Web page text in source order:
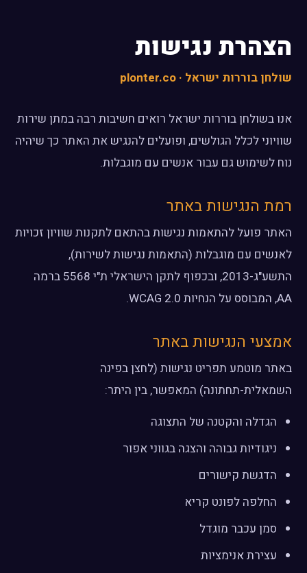
הצהרת נגישות
שולחן בוררות ישראל · plonter.co
אנו בשולחן בוררות ישראל רואים חשיבות רבה במתן שירות
שוויוני לכלל הגולשים, ופועלים להנגיש את האתר כך שיהיה
נוח לשימוש גם עבור אנשים עם מוגבלות.
רמת הנגישות באתר
האתר פועל להתאמות נגישות בהתאם לתקנות שוויון זכויות
לאנשים עם מוגבלות (התאמות נגישות לשירות),
התשע"ג-2013, ובכפוף לתקן הישראלי ת"י 5568 ברמה
AA, המבוסס על הנחיות WCAG 2.0.
אמצעי הנגישות באתר
באתר מוטמע תפריט נגישות (לחצן בפינה
השמאלית-תחתונה) המאפשר, בין היתר:
הגדלה והקטנה של התצוגה
ניגודיות גבוהה והצגה בגווני אפור
הדגשת קישורים
החלפה לפונט קריא
סמן עכבר מוגדל
עצירת אנימציות